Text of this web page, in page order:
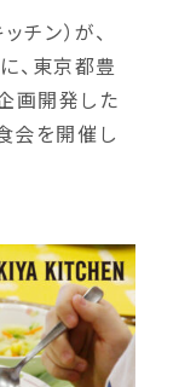
ン）が、
、東京都豊
画開発した
会を開催し